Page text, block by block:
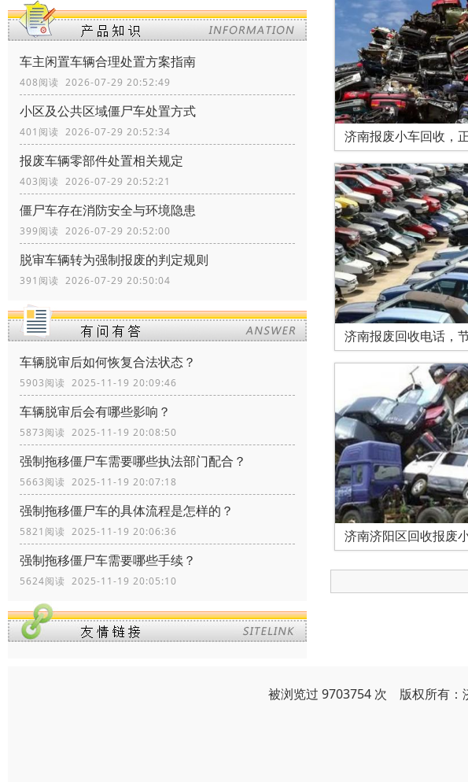
车主闲置车辆合理处置方案指南
408阅读 2026-07-29 20:52:49
小区及公共区域僵尸车处置方式
401阅读 2026-07-29 20:52:34
报废车辆零部件处置相关规定
403阅读 2026-07-29 20:52:21
僵尸车存在消防安全与环境隐患
399阅读 2026-07-29 20:52:00
脱审车辆转为强制报废的判定规则
391阅读 2026-07-29 20:50:04
车辆脱审后如何恢复合法状态？
5903阅读 2025-11-19 20:09:46
车辆脱审后会有哪些影响？
5873阅读 2025-11-19 20:08:50
强制拖移僵尸车需要哪些执法部门配合？
5663阅读 2025-11-19 20:07:18
强制拖移僵尸车的具体流程是怎样的？
5821阅读 2025-11-19 20:06:36
强制拖移僵尸车需要哪些手续？
5624阅读 2025-11-19 20:05:10
济南报废小车回收，
济南报废回收电话，
济南济阳区回收报废
被浏览过 9703754 次 版权所有：